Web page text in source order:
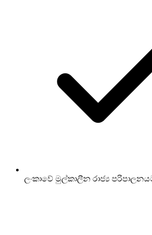
ලංකාවේ මුල්කාලීන රාජ්‍ය